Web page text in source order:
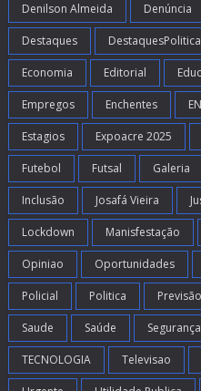
Denilson Almeida Denúncia
Destaques DestaquesPolitica
Economia Editorial
Empregos Enchentes
Estagios Expoacre 2025
Futebol Futsal Galeria
Inclusão Josafá Vieira
Lockdown Manisfestação
Opiniao Oportunidades
Policial Politica
Saude Saúde Segurança
TECNOLOGIA Televisao